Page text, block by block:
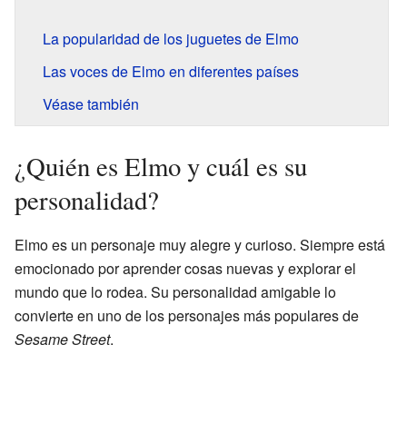
La popularidad de los juguetes de Elmo
Las voces de Elmo en diferentes países
Véase también
¿Quién es Elmo y cuál es su
personalidad?
Elmo es un personaje muy alegre y curioso. Siempre está
emocionado por aprender cosas nuevas y explorar el
mundo que lo rodea. Su personalidad amigable lo
convierte en uno de los personajes más populares de
Sesame Street.